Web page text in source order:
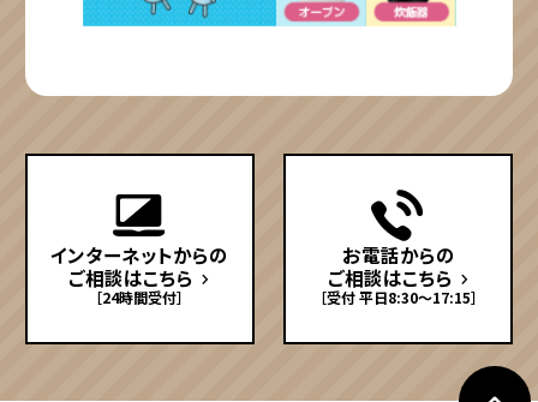
インターネットからの
ご相談はこちら
［24時間受付］
お電話からの
ご相談はこちら
［受付 平日8:30〜17:15］